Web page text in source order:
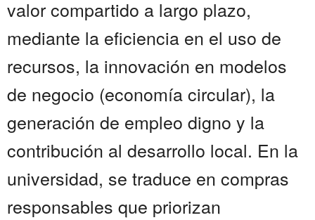
valor compartido a largo plazo,
mediante la eficiencia en el uso de
recursos, la innovación en modelos
de negocio (economía circular), la
generación de empleo digno y la
contribución al desarrollo local. En la
universidad, se traduce en compras
responsables que priorizan